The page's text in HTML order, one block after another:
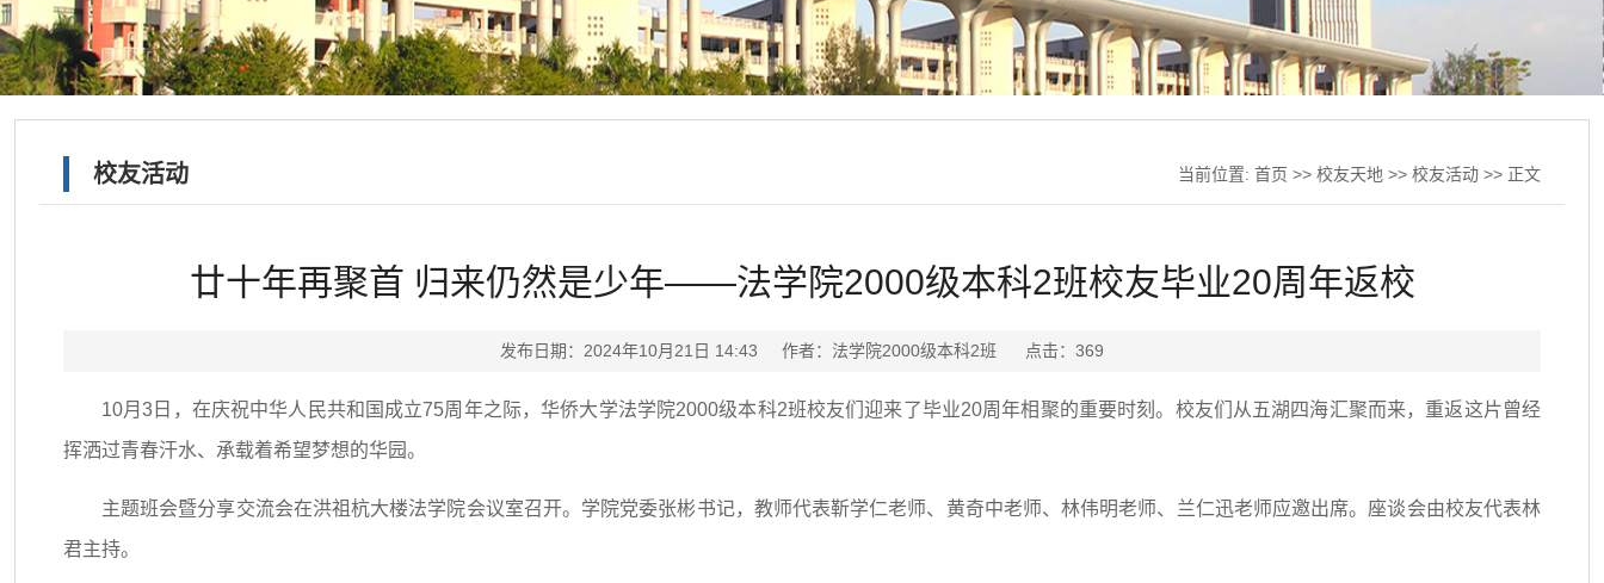
校友活动 当前位置: 首页 >> 校友天地 >> 校友活动 >> 正文
廿十年再聚首 归来仍然是少年——法学院2000级本科2班校友毕业20周年返校
发布日期：2024年10月21日 14:43 作者：法学院2000级本科2班 点击： 369
10月3日，在庆祝中华人民共和国成立75周年之际，华侨大学法学院2000级本科2班校友们迎来了毕业20周年相聚的重要时刻。校友们从五湖四海汇聚而来，重返这片曾经
挥洒过青春汗水、承载着希望梦想的华园。
主题班会暨分享交流会在洪祖杭大楼法学院会议室召开。学院党委张彬书记，教师代表靳学仁老师、黄奇中老师、林伟明老师、兰仁迅老师应邀出席。座谈会由校友代表林
君主持。